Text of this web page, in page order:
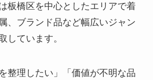
板橋区を中心としたエリアで着
、ブランド品など幅広いジャン
しています。
整理したい」「価値が不明な品